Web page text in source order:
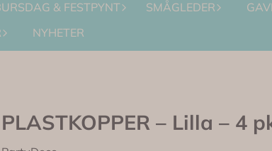
& FESTPYNT SMÅGLEDER
NYHETER
PLASTKOPPER – Lilla – 4